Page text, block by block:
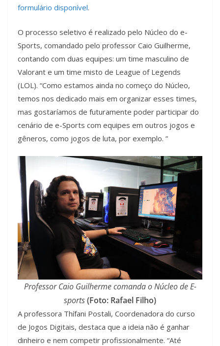
formulário disponível.
O processo seletivo é realizado pelo Núcleo do e-
Sports, comandado pelo professor Caio Guilherme,
contando com duas equipes: um time masculino de
Valorant e um time misto de League of Legends
(LOL). “Como estamos ainda no começo do Núcleo,
temos nos dedicado mais em organizar esses times,
mas gostaríamos de futuramente poder participar do
cenário de e-Sports com equipes em outros jogos e
gêneros, como jogos de luta, por exemplo. ”
Professor Caio Guilherme comanda o Núcleo de E-
sports(Foto: Rafael Filho)
A professora Thífani Postali, Coordenadora do curso
de Jogos Digitais, destaca que a ideia não é ganhar
dinheiro e nem competir profissionalmente. “Até